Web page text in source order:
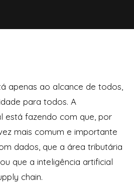
apenas ao alcance de todos,
para todos. A
está fazendo com que, por
mais comum e importante
dados, que a área tributária
que a inteligência artificial
chain.